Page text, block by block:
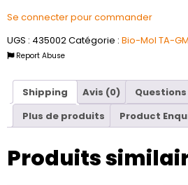
Se connecter pour commander
UGS : 435002Catégorie : Bio-Mol TA-GM
Report Abuse
Shipping Avis (0)
Plus de produits
Product
Produits